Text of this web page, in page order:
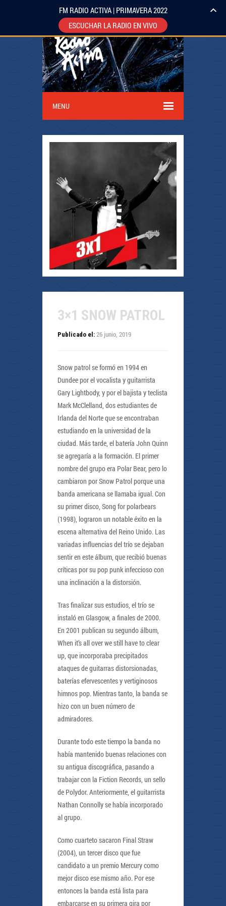
MENU
3×1 SNOW PATROL
Publicado el: 26 junio, 2019
Snow patrol se formó en 1994 en
Dundee por el vocalista y guitarrista
Gary Lightbody, y por el bajista y teclista
Mark McClelland, dos estudiantes de
Irlanda del Norte que se encontraban
estudiando en la universidad de la
ciudad. Más tarde, el batería John Quinn
se agregaría a la formación. El primer
nombre del grupo era Polar Bear, pero lo
cambiaron por Snow Patrol porque una
banda americana se llamaba igual. Con
su primer disco, Song for polarbears
(1998), lograron un notable éxito en la
escena alternativa del Reino Unido. Las
variadas influencias del trío se dejaban
sentir en este álbum, que recibió buenas
críticas por su pop punk infeccioso con
una inclinación a la distorsión.
Tras finalizar sus estudios, el trío se
instaló en Glasgow, a finales de 2000.
En 2001 publican su segundo álbum,
When it’s all over we still have to clear
up, que incorporaba precipitados
ataques de guitarras distorsionadas,
baterías efervescentes y vertiginosos
himnos pop. Mientras tanto, la banda se
hizo con un buen número de
admiradores.
Durante todo este tiempo la banda no
había mantenido buenas relaciones con
su antigua discográfica, pasando a
trabajar con la Fiction Records, un sello
de Polydor. Anteriormente, el guitarrista
Nathan Connolly se había incorporado
al grupo.
Como cuarteto sacaron Final Straw
(2004), un tercer disco que fue
candidato a un premio Mercury como
mejor disco ese mismo año. Por ese
entonces la banda está lista para
embarcarse en su primera gira por
FM RADIO ACTIVA | PRIMAVERA 2022
ESCUCHAR LA RADIO EN VIVO